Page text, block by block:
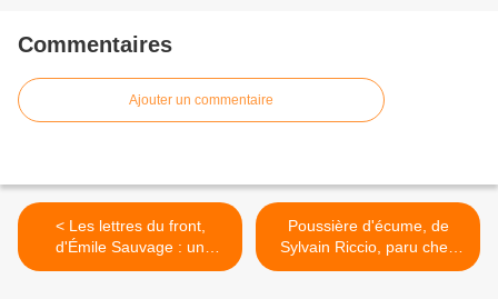
Commentaires
Ajouter un commentaire
< Les lettres du front,
d'Émile Sauvage : un
témoignage de poilu
Poussière d'écume, de
Sylvain Riccio, paru chez
Elan Sud >